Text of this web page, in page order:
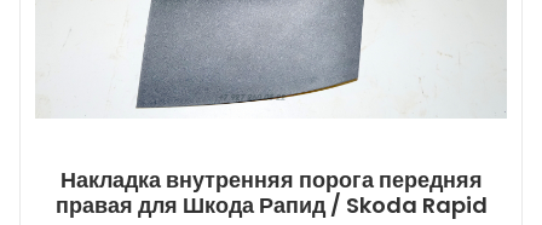
Накладка внутренняя порога передняя
правая для Шкода Рапид / Skoda Rapid